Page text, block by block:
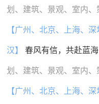
划、建筑、景观、室内、
【广州、北京、上海、
汉】 春风有信，共赴蓝
划、建筑、景观、室内、
【广州、北京、上海、